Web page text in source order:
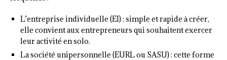
L’entreprise individuelle (EI) : simple et rapide à créer,
elle convient aux entrepreneurs qui souhaitent exercer
leur activité en solo.
La société unipersonnelle (EURL ou SASU) : cette forme